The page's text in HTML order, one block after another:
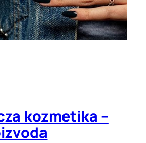
kozmetika –